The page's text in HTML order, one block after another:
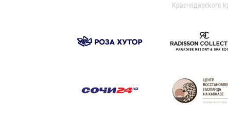
Краснодарского